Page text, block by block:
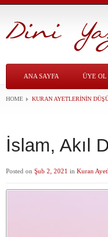
ANA SAYFA ÜYE OL
HOME KURAN AYETLERININ
İslam, Akıl
Posted on Şub 2, 2021 in Kuran